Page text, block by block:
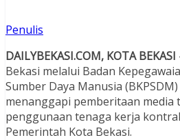
Penulis
DAILYBEKASI.COM, KOTA BEKASI
Bekasi melalui Badan
Sumber Daya Manusia
menanggapi pemberitaan media
penggunaan tenaga kerja
Pemerintah Kota Bekasi.